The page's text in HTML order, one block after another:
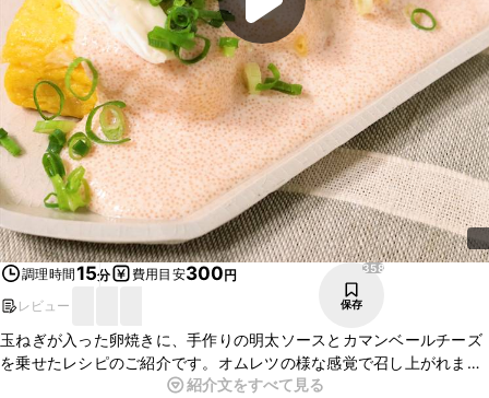
調理時間15分 費用目安300円
レビュー
358
保存
玉ねぎが入った卵焼きに、手作りの明太ソースとカマンベールチーズ
を乗せたレシピのご紹介です。オムレツの様な感覚で召し上がれま
す。一度で巻くことで中までしっかりと詰まった卵焼きになります。
紹介文をすべて見る